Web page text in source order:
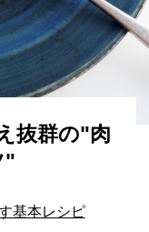
抜群の"肉
"
基本レシピ